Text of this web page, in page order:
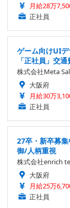
月給28万
正社員
ゲーム向けUI
「正社員」交
株式会社Meta
大阪府
月給30万
正社員
27卒・新卒募
御/人柄重視
株式会社enrich
大阪府
月給25万
正社員